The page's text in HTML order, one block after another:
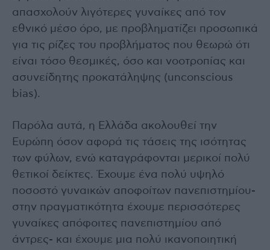
απασχολούν λιγότερες γυναίκες από τον
εθνικό μέσο όρο, με προβληματίζει προσωπικά
για τις ρίζες του προβλήματος που θεωρώ ότι
είναι τόσο θεσμικές, όσο και νοοτροπίας και
ασυνείδητης προκατάληψης (unconscious
bias).
Παρόλα αυτά, η Ελλάδα ακολουθεί την
Ευρώπη όσον αφορά τις τάσεις της ισότητας
των φύλων, ενώ καταγράφονται μερικοί πολύ
θετικοί δείκτες. Έχουμε ένα πολύ υψηλό
ποσοστό γυναικών αποφοίτων πανεπιστημίου-
στην πραγματικότητα έχουμε περισσότερες
γυναίκες απόφοιτες πανεπιστημίου από
άντρες- και έχουμε μια πολύ ικανοποιητική